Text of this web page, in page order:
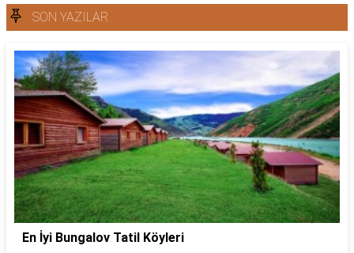
SON YAZILAR
En İyi Bungalov Tatil Köyleri